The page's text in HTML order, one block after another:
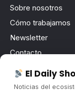
Sobre nosotros
Cómo trabajamos
Newsletter
Contacto
Publicidad
Convocatorias
El Daily
Noticias del